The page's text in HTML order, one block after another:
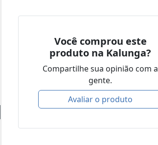
Você comprou este
produto na Kalunga?
Compartilhe sua opinião com a
gente.
Avaliar o produto